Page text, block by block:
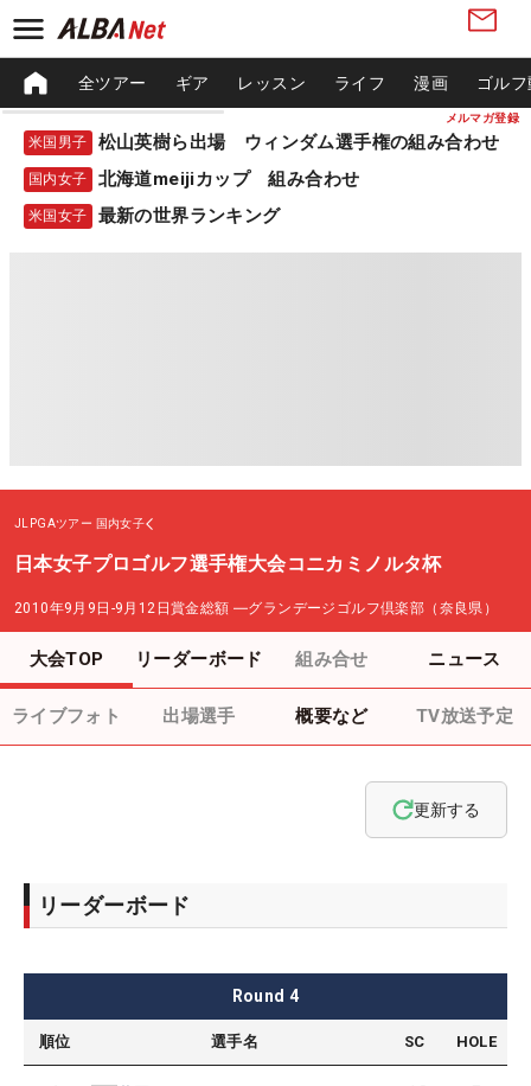
メルマガ登録
全ツアー ギア レッスン ライフ 漫画 ゴル
米国男子 松山英樹ら出場 ウィンダム選手権の組み合わせ
国内女子 北海道meijiカップ 組み合わせ
米国女子 最新の世界ランキング
JLPGAツアー 国内女子
日本女子プロゴルフ選手権大会コニカミノルタ杯
2010年9月9日-9月12日賞金総額 ―グランデージゴルフ倶楽部（奈良県）
大会TOP リーダーボード 組み合せ ニュース
ライブフォト 出場選手 概要など TV放送予定
更新する
リーダーボード
Round 4
順位 選手名 SC HOLE